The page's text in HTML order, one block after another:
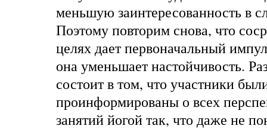
меньшую заинтересованность в
Поэтому повторим снова, что
целях дает первоначальный
она уменьшает настойчивость.
состоит в том, что участники
проинформированы о всех
занятий йогой так, что даже не